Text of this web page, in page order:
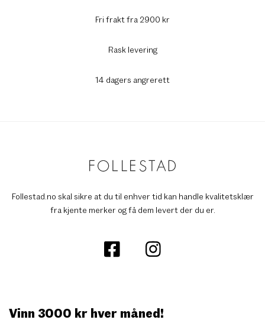
Fri frakt fra 2900 kr
Rask levering
14 dagers angrerett
Follestad.no skal sikre at du til enhver tid kan handle kvalitetsklær
fra kjente merker og få dem levert der du er.
Vinn 3000 kr hver måned!